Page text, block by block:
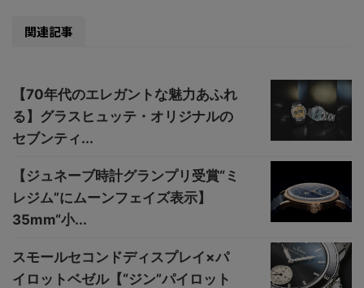
関連記事
【70年代のエレガントな魅力あふれ
る】グラスヒュッテ・オリジナルの
セブンティ...
【ジュネーブ時計グランプリ受賞“ミ
レジム”にムーンフェイズ表示】
35mm“小...
スモールセコンドディスプレイ×パ
イロットベゼル【“ジン”パイロット